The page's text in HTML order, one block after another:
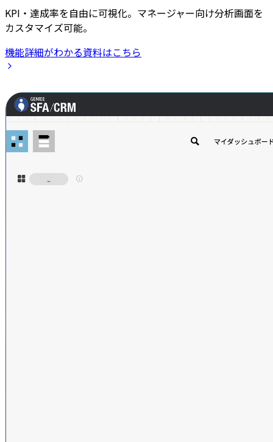
KPI・達成率を自由に可視化。マネージャー向け分析画面を
カスタマイズ可能。
機能詳細がわかる資料はこちら